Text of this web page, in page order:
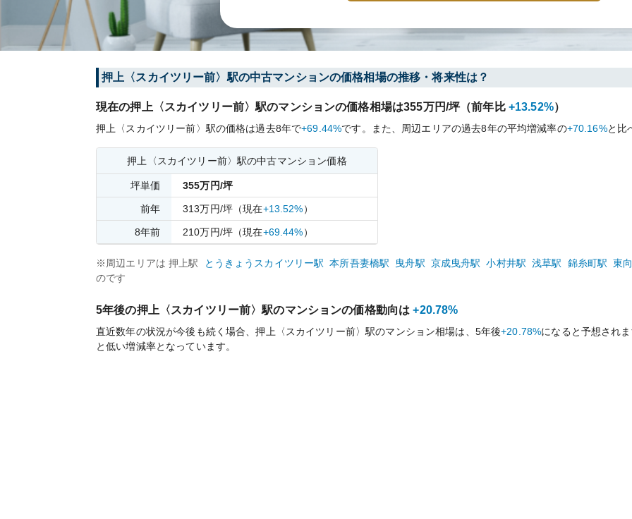
押上〈スカイツリー前〉駅の中古マンションの価格相場の推移・将来性は？
現在の押上〈スカイツリー前〉駅のマンションの価格相場は355万円/坪（前年比 +13.52%）
押上〈スカイツリー前〉 駅の価格は過去8年で+69.44%です。 また、周辺エリアの過去8年の平均増減率の+70.16%と比
押上〈スカイツリー前〉 駅の中古マンション価格
坪単価 355万円/坪
前年 313万円/坪 （現在+13.52%）
8年前 210万円/坪 （現在+69.44%）
※周辺エリアは 押上駅 とうきょうスカイツリー駅 本所吾妻橋駅 曳舟駅 京成曳舟駅 小村井駅 浅草駅 錦糸町駅 東
のです
5年後の押上〈スカイツリー前〉駅のマンションの価格動向は +20.78%
直近数年の状況が今後も続く場合、押上〈スカイツリー前〉駅のマンション相場は、5年後+20.78%になると予想され
と低い増減率となっています。